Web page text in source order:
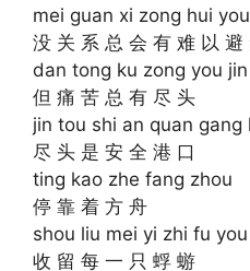
mei guan xi zong hui
没 关 系 总 会 有 难 以 避
dan tong ku zong you
但 痛 苦 总 有 尽 头
jin tou shi an quan gang
尽 头 是 安 全 港 口
ting kao zhe fang zhou
停 靠 着 方 舟
shou liu mei yi zhi fu you
收 留 每 一 只 蜉 蝣